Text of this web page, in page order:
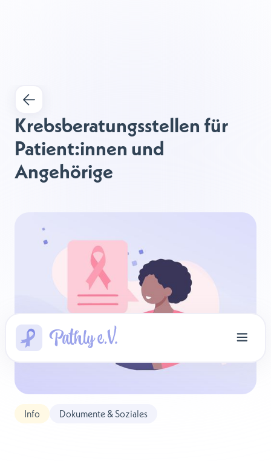
Krebsberatungsstellen für
Patient:innen und
Angehörige
Info Dokumente & Soziales